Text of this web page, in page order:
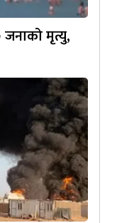
जनाको मृत्यु,